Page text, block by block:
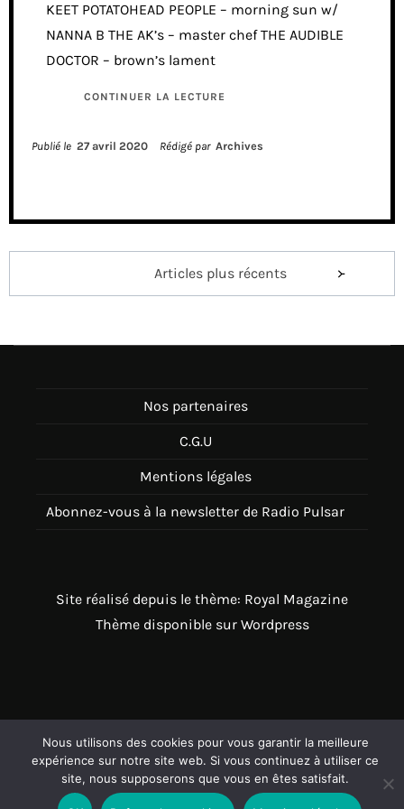
KEET POTATOHEAD PEOPLE – morning sun w/
NANNA B THE AK’s – master chef THE AUDIBLE
DOCTOR – brown’s lament
CONTINUER LA LECTURE
Publié le 27 avril 2020 Rédigé par Archives
des
Articles plus récents
Nos partenaires
C.G.U
Mentions légales
Abonnez-vous à la newsletter de Radio Pulsar
Site réalisé depuis le thème: Royal Magazine
Thème disponible sur Wordpress
Nous utilisons des cookies pour vous garantir la meilleure
expérience sur notre site web. Si vous continuez à utiliser ce
site, nous supposerons que vous en êtes satisfait.